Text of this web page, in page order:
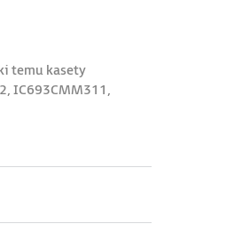
temu kasety
IC693CMM311,